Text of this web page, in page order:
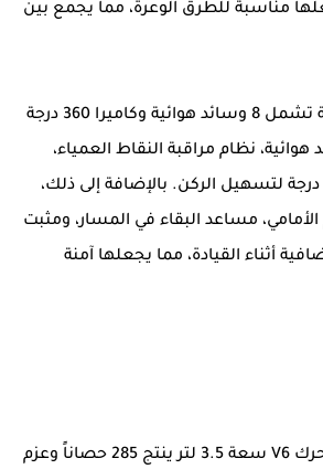
مناسبة للطرق الوعرة، مما يجمع بين
8 وسائد هوائية، نظام مراقبة النقاط العمياء،
وكاميرا محيطية 360 درجة لتسهيل الركن. بالإضافة إلى ذلك،
مساعد البقاء في المسار، ومثبت
أثناء القيادة، مما يجعلها آمنة
تأتي هوندا بايلوت بمحرك V6 سعة 3.5 لتر ينتج 285 حصاناً وعزم